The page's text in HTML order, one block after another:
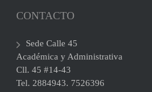
CONTACTO
Sede Calle 45
Académica y Administrativa
Cll. 45 #14-43
Tel. 2884943. 7526396